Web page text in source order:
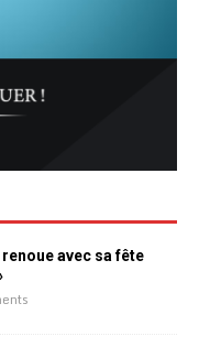
avec sa fête